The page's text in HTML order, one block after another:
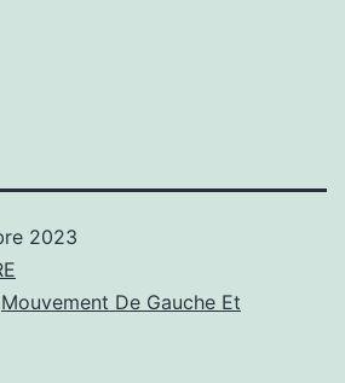
2023
Mouvement De Gauche Et